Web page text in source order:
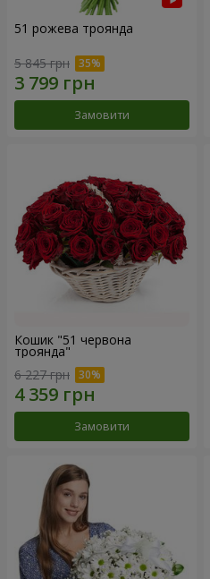
51 рожева троянда
5 845 грн
Замовити
Кошик "51 червона
троянда"
6 227 грн
Замовити